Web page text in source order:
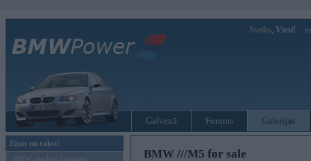
Sveiks, Viesi!
Galvenā Forums Galerijas
Ziņas un raksti
BMW modeļu jaunumi
BMW ///M5 for sale